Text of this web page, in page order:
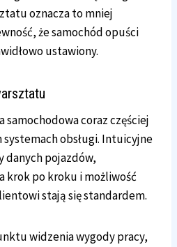
oznacza to mniej
że samochód opuści
ustawiony.
samochodowa coraz częściej
systemach obsługi. Intuicyjne
danych pojazdów,
krok po kroku i możliwość
stają się standardem.
widzenia wygody pracy,